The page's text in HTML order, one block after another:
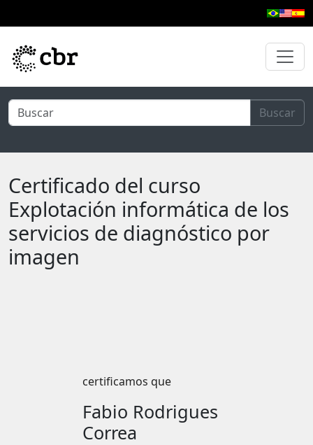
Buscar
Certificado del curso
Explotación informática de los
servicios de diagnóstico por
imagen
certificamos que
Fabio Rodrigues
Correa